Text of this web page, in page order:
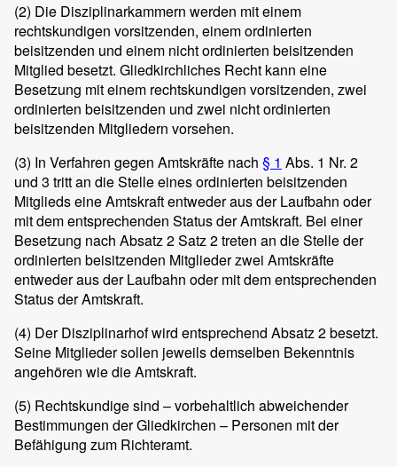
(2) Die Disziplinarkammern werden mit einem
rechtskundigen vorsitzenden, einem ordinierten
beisitzenden und einem nicht ordinierten beisitzenden
Mitglied besetzt. Gliedkirchliches Recht kann eine
Besetzung mit einem rechtskundigen vorsitzenden, zwei
ordinierten beisitzenden und zwei nicht ordinierten
beisitzenden Mitgliedern vorsehen.
(3) In Verfahren gegen Amtskräfte nach § 1 Abs. 1 Nr. 2
und 3 tritt an die Stelle eines ordinierten beisitzenden
Mitglieds eine Amtskraft entweder aus der Laufbahn oder
mit dem entsprechenden Status der Amtskraft. Bei einer
Besetzung nach Absatz 2 Satz 2 treten an die Stelle der
ordinierten beisitzenden Mitglieder zwei Amtskräfte
entweder aus der Laufbahn oder mit dem entsprechenden
Status der Amtskraft.
(4) Der Disziplinarhof wird entsprechend Absatz 2 besetzt.
Seine Mitglieder sollen jeweils demselben Bekenntnis
angehören wie die Amtskraft.
(5) Rechtskundige sind – vorbehaltlich abweichender
Bestimmungen der Gliedkirchen – Personen mit der
Befähigung zum Richteramt.